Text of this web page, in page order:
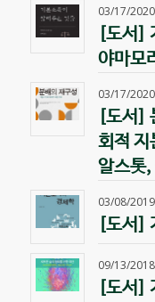
03/17/2020
[도서]
야마모
03/17/2020
[도서]
회적 지
알스톳,
03/08/2019
[도서]
09/13/2018
[도서]